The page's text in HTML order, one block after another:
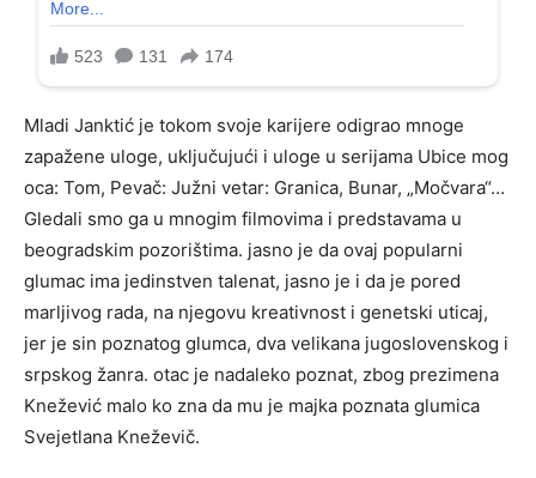
Mladi Janktić je tokom svoje karijere odigrao mnoge
zapažene uloge, uključujući i uloge u serijama Ubice mog
oca: Tom, Pevač: Južni vetar: Granica, Bunar, „Močvara“…
Gledali smo ga u mnogim filmovima i predstavama u
beogradskim pozorištima. jasno je da ovaj popularni
glumac ima jedinstven talenat, jasno je i da je pored
marljivog rada, na njegovu kreativnost i genetski uticaj,
jer je sin poznatog glumca, dva velikana jugoslovenskog i
srpskog žanra. otac je nadaleko poznat, zbog prezimena
Knežević malo ko zna da mu je majka poznata glumica
Svejetlana Kneževič.